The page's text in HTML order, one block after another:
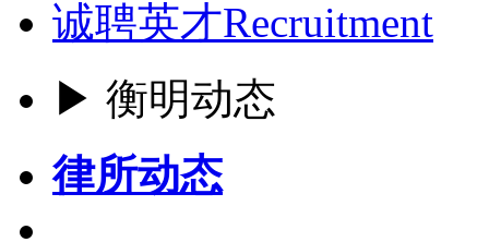
诚聘英才Recruitment
▶ 衡明动态
律所动态